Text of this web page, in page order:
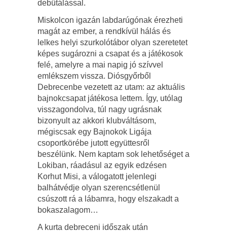
debütálással.
Miskolcon igazán labdarúgónak érezheti
magát az ember, a rendkívül hálás és
lelkes helyi szurkolótábor olyan szeretetet
képes sugározni a csapat és a játékosok
felé, amelyre a mai napig jó szívvel
emlékszem vissza. Diósgyőrből
Debrecenbe vezetett az utam: az aktuális
bajnokcsapat játékosa lettem. Így, utólag
visszagondolva, túl nagy ugrásnak
bizonyult az akkori klubváltásom,
mégiscsak egy Bajnokok Ligája
csoportkörébe jutott együttesről
beszélünk. Nem kaptam sok lehetőséget a
Lokiban, ráadásul az egyik edzésen
Korhut Misi, a válogatott jelenlegi
balhátvédje olyan szerencsétlenül
csúszott rá a lábamra, hogy elszakadt a
bokaszalagom…
A kurta debreceni időszak után